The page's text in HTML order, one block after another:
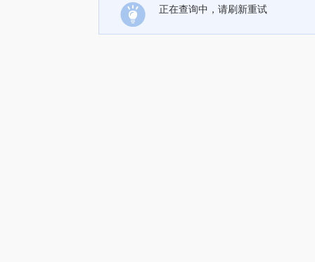
正在查询中，请刷新重试